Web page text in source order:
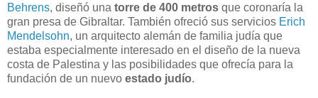
Behrens, diseñó una torre de 400 metros que coronaría la
gran presa de Gibraltar. También ofreció sus servicios Erich
Mendelsohn, un arquitecto alemán de familia judía que
estaba especialmente interesado en el diseño de la nueva
costa de Palestina y las posibilidades que ofrecía para la
fundación de un nuevo estado judío.